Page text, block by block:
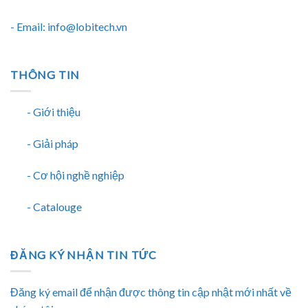
- Email: info@lobitech.vn
THÔNG TIN
- Giới thiệu
- Giải pháp
- Cơ hội nghề nghiệp
- Catalouge
ĐĂNG KÝ NHẬN TIN TỨC
Đăng ký email để nhận được thông tin cập nhật mới nhất về